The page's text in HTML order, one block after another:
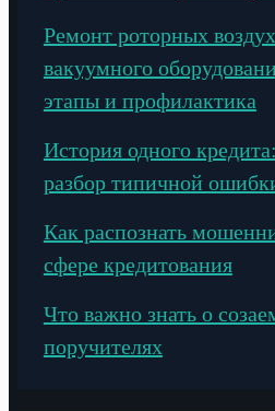
Ремонт роторных
вакуумного
этапы и профилактика
История одного
разбор типичной
Как распознать
сфере кредитования
Что важно знать о
поручителях